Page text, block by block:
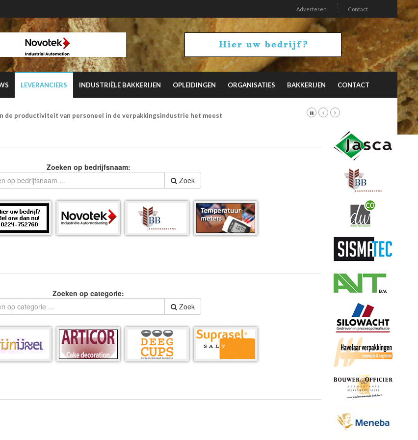
Adverteren Contact
LEVERANCIERS INDUSTRIËLE BAKKERIJEN OPLEIDINGEN ORGANISATIES BAKKERIJEN CONTACT
de productiviteit van personeel in de verpakkingsindustrie het meest
Zoeken op bedrijfsnaam:
Zoek
Zoeken op categorie:
Zoek